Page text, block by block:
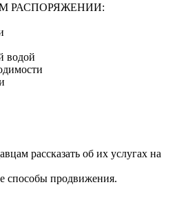
РАСПОРЯЖЕНИИ:
водой
рассказать об их услугах на
способы продвижения.